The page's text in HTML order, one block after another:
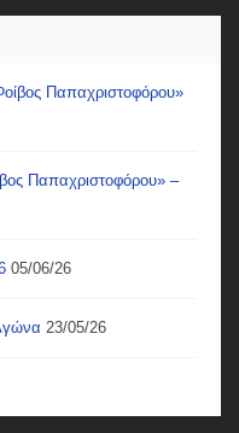
Παπαχριστοφόρου»
Παπαχριστοφόρου» –
05/06/26
23/05/26